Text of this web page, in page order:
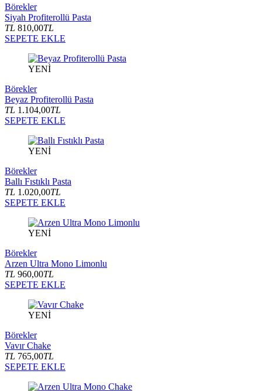
Börekler
Siyah Profiterollü Pasta
TL 810,00TL
SEPETE EKLE
YENİ
Börekler
Beyaz Profiterollü Pasta
TL 1.104,00TL
SEPETE EKLE
YENİ
Börekler
Ballı Fıstıklı Pasta
TL 1.020,00TL
SEPETE EKLE
YENİ
Börekler
Arzen Ultra Mono Limonlu
TL 960,00TL
SEPETE EKLE
YENİ
Börekler
Vavır Chake
TL 765,00TL
SEPETE EKLE